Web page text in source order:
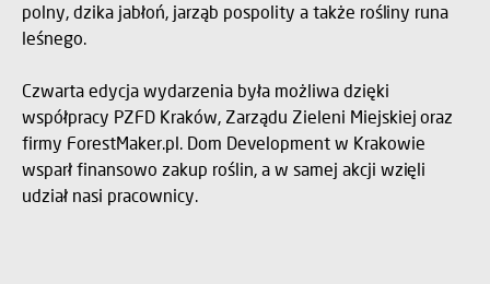
polny, dzika jabłoń, jarząb pospolity a także rośliny runa
leśnego.
Czwarta edycja wydarzenia była możliwa dzięki
współpracy PZFD Kraków, Zarządu Zieleni Miejskiej oraz
firmy ForestMaker.pl. Dom Development w Krakowie
wsparł finansowo zakup roślin, a w samej akcji wzięli
udział nasi pracownicy.